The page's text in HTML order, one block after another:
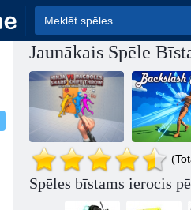
Jaunākais Spēle
Nindzja pret
Ragdolls: asa
naža mešana!
Spēles bīstams ierocis